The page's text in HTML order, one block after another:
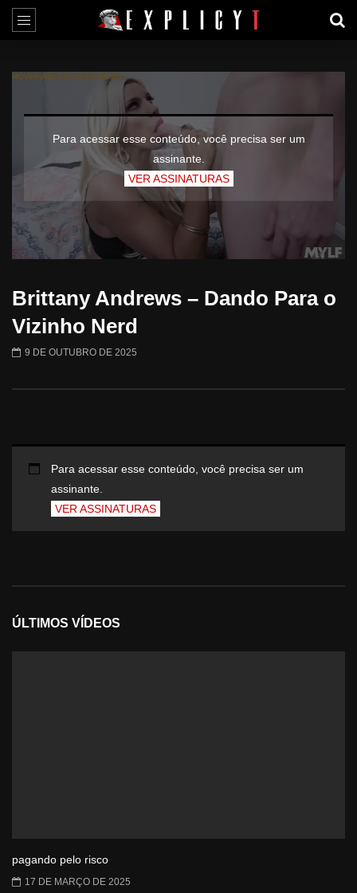
Para acessar esse conteúdo, você precisa ser um
assinante.
VER ASSINATURAS
Brittany Andrews – Dando Para o
Vizinho Nerd
9 DE OUTUBRO DE 2025
Para acessar esse conteúdo, você precisa ser um
assinante.
VER ASSINATURAS
ÚLTIMOS VÍDEOS
pagando pelo risco
17 DE MARÇO DE 2025